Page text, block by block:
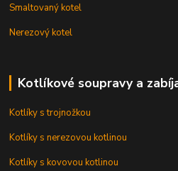
Smaltovaný kotel
Nerezový kotel
Kotlíkové soupravy a
Kotlíky s trojnožkou
Kotlíky s nerezovou kotlinou
Kotlíky s kovovou kotlinou